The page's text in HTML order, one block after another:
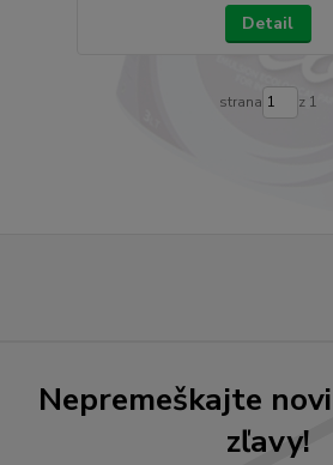
Detail
strana z 1
Nepremeškajte
zľavy!